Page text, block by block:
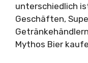
unterschiedlich
Geschäften,
Mythos Bier